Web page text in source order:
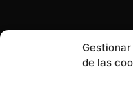
de las
Otras formas de